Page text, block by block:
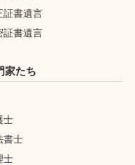
証書遺言
証書遺言
家たち
士
書士
士